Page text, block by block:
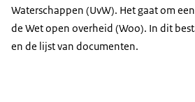
Waterschappen (UvW). Het gaat om
de Wet open overheid (Woo). In dit
en de lijst van documenten.